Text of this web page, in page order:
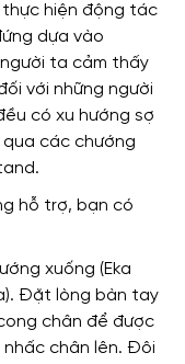
hiện động tác
dựa vào
ta cảm thấy
với những người
có xu hướng sợ
các chướng
hỗ trợ, bạn có
xuống (Eka
Đặt lòng bàn tay
chân để được
nhấc chân lên. Đôi